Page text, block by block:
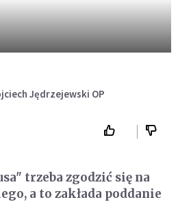
Jędrzejewski OP
trzeba zgodzić się na
a to zakłada poddanie